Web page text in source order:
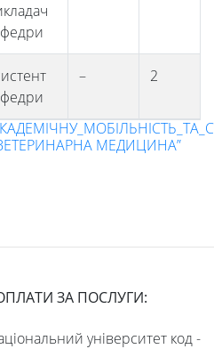
– 2
МЕДИЦИНА”
ЗА ПОСЛУГИ:
університет код -